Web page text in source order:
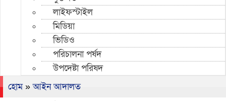
লাইফস্টাইল
মিডিয়া
ভিডিও
পরিচালনা পর্ষদ
উপদেষ্টা পরিষদ
হোম»আইন আদালত